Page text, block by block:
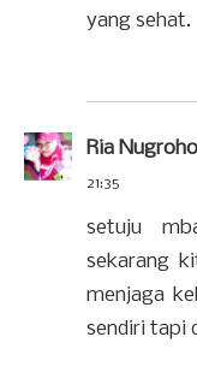
yang sehat.
Ria Nugroho
21:35
setuju
sekarang
menjaga
sendiri tapi